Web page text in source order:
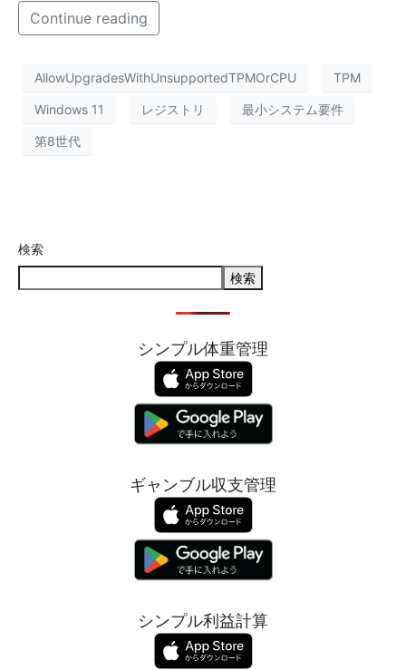
化できるか、カスタマイズしてみたいと思います。※あらゆる問題が発生し
ても、す…
Continue reading
AllowUpgradesWithUnsupportedTPMOrCPU TPM
Windows 11 レジストリ 最小システム要件
第8世代
検索
検索
シンプル体重管理
ギャンブル収支管理
シンプル利益計算